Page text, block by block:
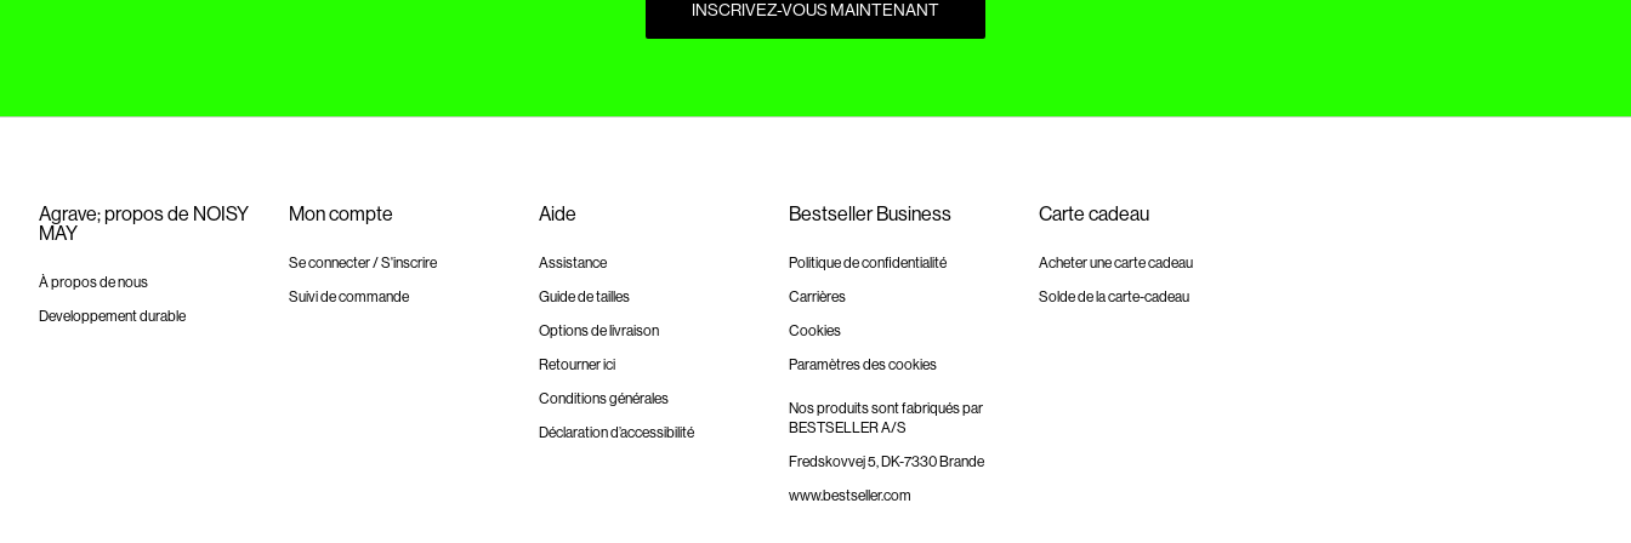
INSCRIVEZ-VOUS MAINTENANT
Agrave; propos de NOISY
MAY
À propos de nous
Developpement durable
Mon compte
Se connecter / S'inscrire
Suivi de commande
Aide
Assistance
Guide de tailles
Options de livraison
Retourner ici
Conditions générales
Déclaration d’accessibilité
Bestseller Business
Politique de confidentialité
Carrières
Cookies
Paramètres des cookies
Nos produits sont fabriqués par
BESTSELLER A/S
Fredskovvej 5, DK-7330 Brande
www.bestseller.com
Carte cadeau
Acheter une carte cadeau
Solde de la carte-cadeau